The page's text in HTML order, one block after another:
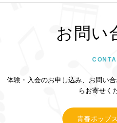
お問い
体験・入会のお申し込み、お問い
らお寄せく
青春ポップ